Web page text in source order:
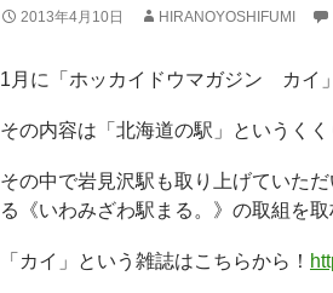
2013年4月10日 HIRANOYOSHIFUMI
1月に「ホッカイドウマガジン カイ
その内容は「北海道の駅」というく
その中で岩見沢駅も取り上げていた
る《いわみざわ駅まる。》の取組を取
「カイ」という雑誌はこちらから！